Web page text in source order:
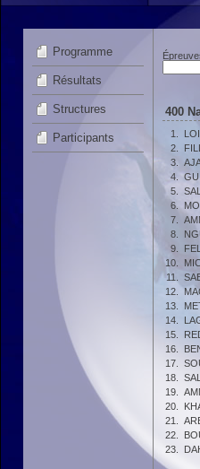
Programme
Résultats
Structures
Participants
400
1.
2.
3.
4.
5.
6.
7.
8.
9.
10.
11.
12.
13.
14.
15.
16.
17.
18.
19.
20.
21.
22.
23.